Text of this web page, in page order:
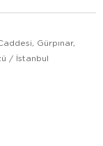
Gürpınar,
/ İstanbul